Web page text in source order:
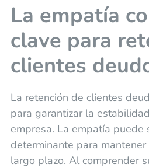
La empatía
clave para
clientes
La retención de clientes
para garantizar la
empresa. La empatía puede
determinante para
largo plazo. Al comprender